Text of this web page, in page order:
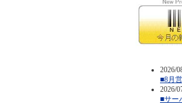
2026/
■8月
2026/
■サー